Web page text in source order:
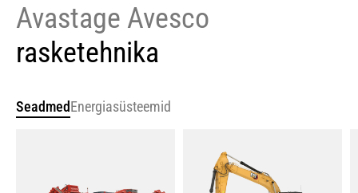
Avastage Avesco
rasketehnika
SeadmedEnergiasüsteemid